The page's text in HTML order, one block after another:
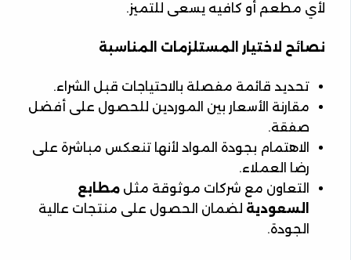
لأي مطعم أو كافيه يسعى للتميز.
نصائح لاختيار المستلزمات المناسبة
تحديد قائمة مفصلة بالاحتياجات قبل الشراء.
مقارنة الأسعار بين الموردين للحصول على أفضل
صفقة.
الاهتمام بجودة المواد لأنها تنعكس مباشرة على
رضا العملاء.
التعاون مع شركات موثوقة مثل مطابع
السعودية لضمان الحصول على منتجات عالية
الجودة.